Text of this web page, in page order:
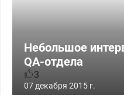
Небольшое
QA-отдела
3
07 декабря 2015 г.